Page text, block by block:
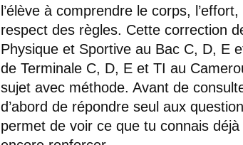
l’élève à comprendre le corps,
respect des règles. Cette correction
Physique et Sportive au Bac C, D, E
de Terminale C, D, E et TI au
sujet avec méthode. Avant de
d’abord de répondre seul aux
permet de voir ce que tu connais